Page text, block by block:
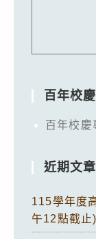
百年校
百年校慶
近期文章
115學年度
午12點截止)